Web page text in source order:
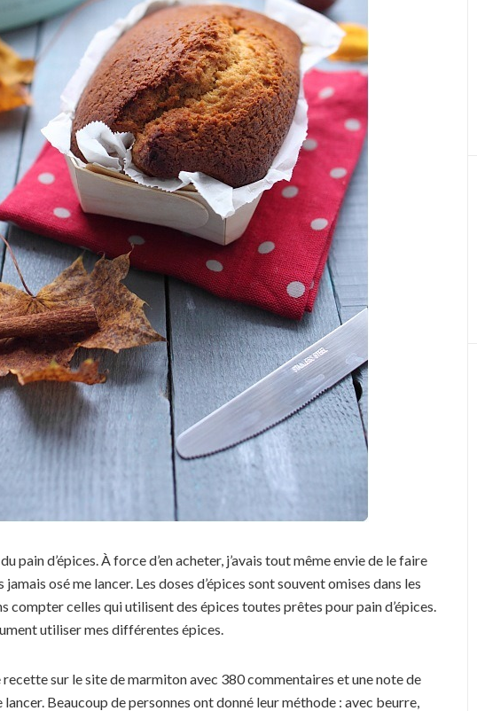
pain d’épices. À force d’en acheter, j’avais tout même envie de le faire
jamais osé me lancer. Les doses d’épices sont souvent omises dans les
compter celles qui utilisent des épices toutes prêtes pour pain d’épices.
utiliser mes différentes épices.
recette sur le site de marmiton avec 380 commentaires et une note de
lancer. Beaucoup de personnes ont donné leur méthode : avec beurre,